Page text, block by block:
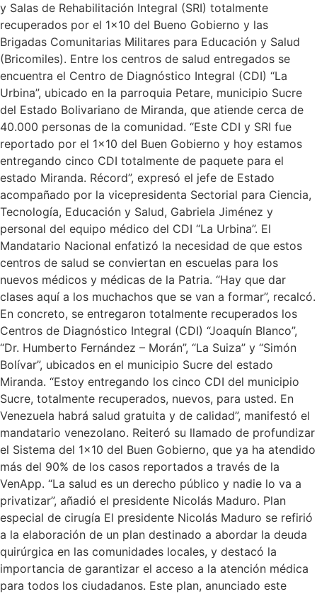
y Salas de Rehabilitación Integral (SRI) totalmente
recuperados por el 1×10 del Bueno Gobierno y las
Brigadas Comunitarias Militares para Educación y Salud
(Bricomiles). Entre los centros de salud entregados se
encuentra el Centro de Diagnóstico Integral (CDI) “La
Urbina”, ubicado en la parroquia Petare, municipio Sucre
del Estado Bolivariano de Miranda, que atiende cerca de
40.000 personas de la comunidad. “Este CDI y SRI fue
reportado por el 1×10 del Buen Gobierno y hoy estamos
entregando cinco CDI totalmente de paquete para el
estado Miranda. Récord”, expresó el jefe de Estado
acompañado por la vicepresidenta Sectorial para Ciencia,
Tecnología, Educación y Salud, Gabriela Jiménez y
personal del equipo médico del CDI “La Urbina”. El
Mandatario Nacional enfatizó la necesidad de que estos
centros de salud se conviertan en escuelas para los
nuevos médicos y médicas de la Patria. “Hay que dar
clases aquí a los muchachos que se van a formar”, recalcó.
En concreto, se entregaron totalmente recuperados los
Centros de Diagnóstico Integral (CDI) “Joaquín Blanco”,
“Dr. Humberto Fernández – Morán”, “La Suiza” y “Simón
Bolívar”, ubicados en el municipio Sucre del estado
Miranda. “Estoy entregando los cinco CDI del municipio
Sucre, totalmente recuperados, nuevos, para usted. En
Venezuela habrá salud gratuita y de calidad”, manifestó el
mandatario venezolano. Reiteró su llamado de profundizar
el Sistema del 1×10 del Buen Gobierno, que ya ha atendido
más del 90% de los casos reportados a través de la
VenApp. “La salud es un derecho público y nadie lo va a
privatizar”, añadió el presidente Nicolás Maduro. Plan
especial de cirugía El presidente Nicolás Maduro se refirió
a la elaboración de un plan destinado a abordar la deuda
quirúrgica en las comunidades locales, y destacó la
importancia de garantizar el acceso a la atención médica
para todos los ciudadanos. Este plan, anunciado este